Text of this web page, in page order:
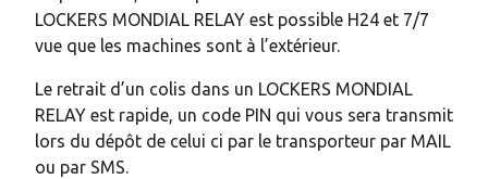
LOCKERS MONDIAL RELAY est possible H24 et 7/7
vue que les machines sont à l’extérieur.
Le retrait d’un colis dans un LOCKERS MONDIAL
RELAY est rapide, un code PIN qui vous sera transmit
lors du dépôt de celui ci par le transporteur par MAIL
ou par SMS.